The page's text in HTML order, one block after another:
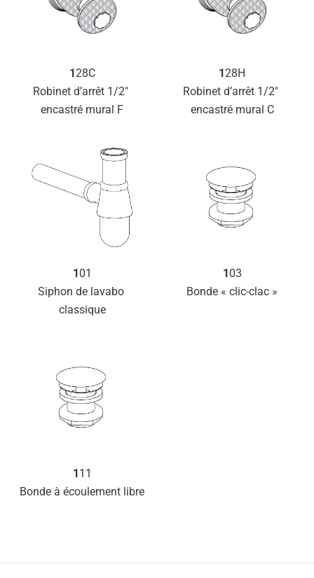
128C
Robinet d’arrêt 1/2″
encastré mural F
128H
Robinet d’arrêt 1/2″
encastré mural C
1 01
Siphon de lavabo
classique
1 03
Bonde « clic-clac »
111
Bonde à écoulement libre